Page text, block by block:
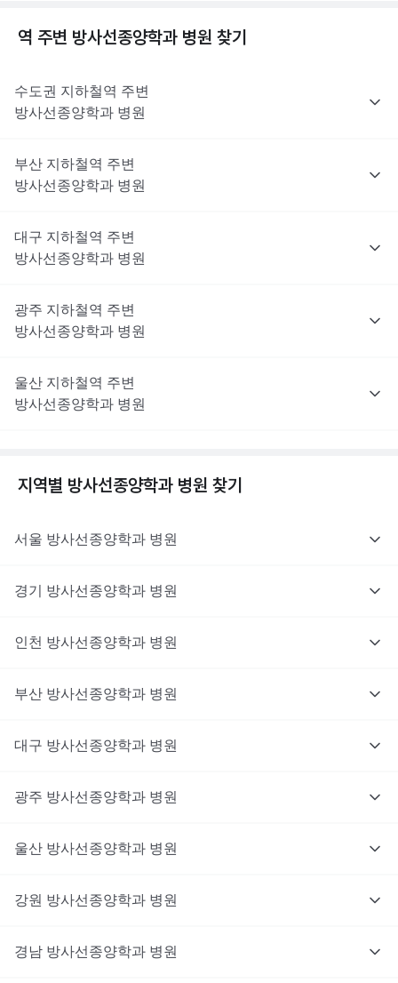
역 주변 방사선종양학과 병원 찾기
수도권 지하철역 주변
방사선종양학과 병원
부산 지하철역 주변
방사선종양학과 병원
대구 지하철역 주변
방사선종양학과 병원
광주 지하철역 주변
방사선종양학과 병원
울산 지하철역 주변
방사선종양학과 병원
지역별 방사선종양학과 병원 찾기
서울 방사선종양학과 병원
경기 방사선종양학과 병원
인천 방사선종양학과 병원
부산 방사선종양학과 병원
대구 방사선종양학과 병원
광주 방사선종양학과 병원
울산 방사선종양학과 병원
강원 방사선종양학과 병원
경남 방사선종양학과 병원